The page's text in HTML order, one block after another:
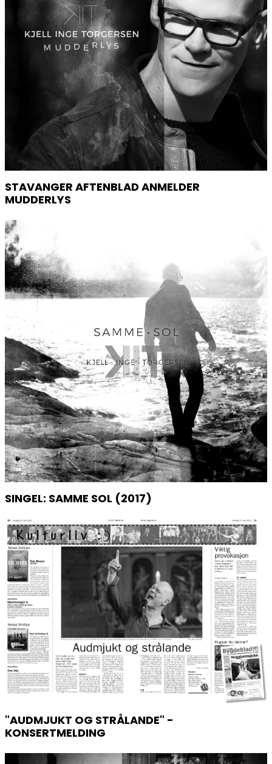
STAVANGER AFTENBLAD ANMELDER
MUDDERLYS
SINGEL: SAMME SOL (2017)
"AUDMJUKT OG STRÅLANDE" -
KONSERTMELDING